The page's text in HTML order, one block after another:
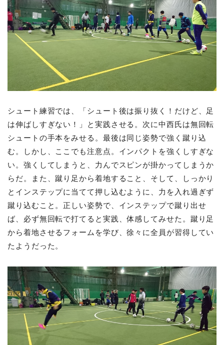
シュート練習では、「シュート後は振り抜く！だけど、足
は伸ばしすぎない！」と実践させる。次に中西氏は無回転
シュートの手本をみせる。最後は同じ姿勢で強く蹴り込
む。しかし、ここでも注意点。インパクトを強くしすぎな
い。強くしてしまうと、力んでスピンが掛かってしまうか
らだ。また、蹴り足から着地すること、そして、しっかり
とインステップに当てて押し込むように、力を入れ過ぎず
蹴り込むこと。正しい姿勢で、インステップで蹴り出せ
ば、必ず無回転で打てると実践、体感してみせた。蹴り足
から着地させるフォームを学び、徐々に全員が習得してい
たようだった。